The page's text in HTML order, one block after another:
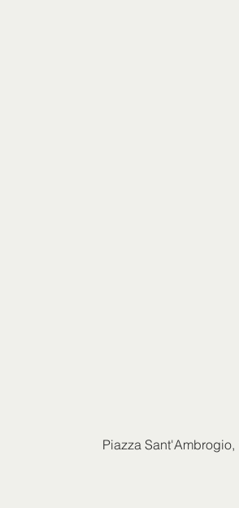
Piazza Sant'Ambrogio,